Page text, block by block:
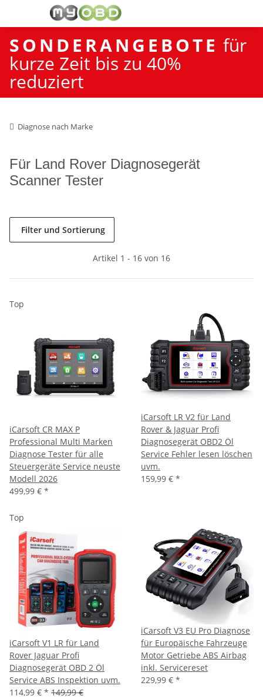
SONDERANGEBOTE für
kurze Zeit bis zu 40%
reduziert
Diagnose nach Marke
Für Land Rover Diagnosegerät
Scanner Tester
Filter und Sortierung
Artikel 1 - 16 von 16
Top
iCarsoft CR MAX P
Professional Multi Marken
Diagnose Tester für alle
Steuergeräte Service neuste
Modell 2026
499,99 € *
iCarsoft LR V2 für Land
Rover & Jaguar Profi
Diagnosegerät OBD2 Öl
Service Fehler lesen löschen
uvm.
159,99 € *
Top
iCarsoft V1 LR für Land
Rover Jaguar Profi
Diagnosegerät OBD 2 Öl
Service ABS Inspektion uvm.
114,99 € * 149,99 €
iCarsoft V3 EU Pro Diagnose
für Europäische Fahrzeuge
Motor Getriebe ABS Airbag
inkl. Servicereset
229,99 € *